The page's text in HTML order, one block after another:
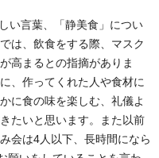
い言葉、「静美食」につい
は、飲食をする際、マスク
高まるとの指摘がありま
、作ってくれた人や食材に
に食の味を楽しむ、礼儀よ
たいと思います。また以前
会は4人以下、長時間になら